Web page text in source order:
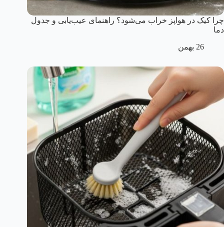
چرا کیک در هواپز خراب می‌شود؟ راهنمای عیب‌یابی و جدول
دما
26 بهمن